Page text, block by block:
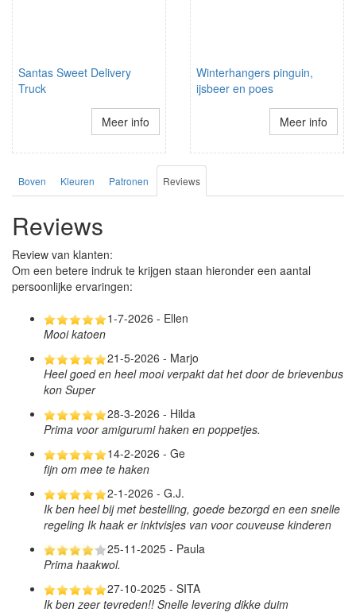
Santas Sweet Delivery
Truck
Meer info
Winterhangers pinguin,
ijsbeer en poes
Meer info
Boven Kleuren Patronen Reviews
Reviews
Review van klanten:
Om een betere indruk te krijgen staan hieronder een aantal
persoonlijke ervaringen:
1-7-2026 - Ellen
Mooi katoen
21-5-2026 - Marjo
Heel goed en heel mooi verpakt dat het door de brievenbus
kon Super
28-3-2026 - Hilda
Prima voor amigurumi haken en poppetjes.
14-2-2026 - Ge
fijn om mee te haken
2-1-2026 - G.J.
Ik ben heel bij met bestelling, goede bezorgd en een snelle
regeling Ik haak er inktvisjes van voor couveuse kinderen
25-11-2025 - Paula
Prima haakwol.
27-10-2025 - SITA
Ik ben zeer tevreden!! Snelle levering dikke duim